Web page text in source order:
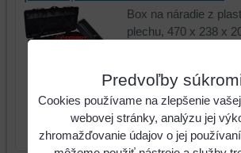
Box na náradie z
plechu, 470 x 238 x
ks
Predvoľby
Cookies používame na zlepšenie
webovej stránky, analýzu jej
zhromažďovanie údajov o jej